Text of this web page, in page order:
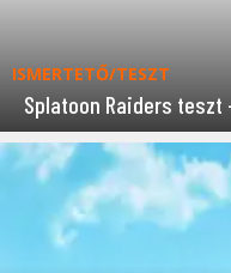
ISMERTETŐ/TESZT
Splatoon Raiders teszt